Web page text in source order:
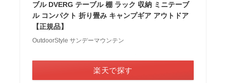
ブル DVERG テーブル 棚 ラック 収納 ミニテーブ
ル コンパクト 折り畳み キャンプギア アウトドア
【正規品】
OutdoorStyle サンデーマウンテン
楽天で探す